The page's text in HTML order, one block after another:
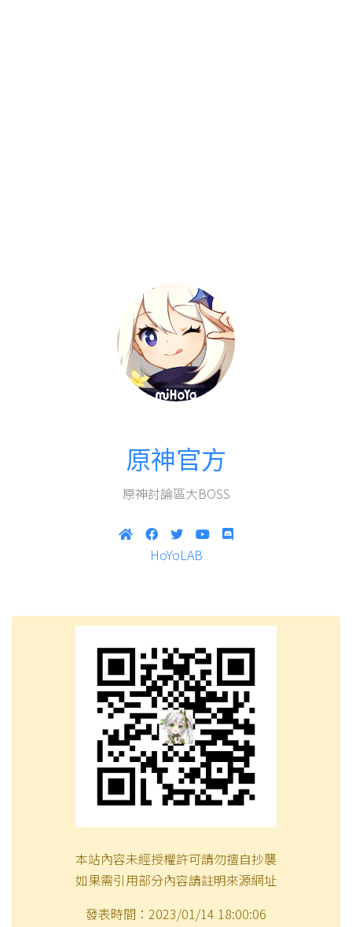
原神官方
原神討論區大BOSS
HoYoLAB
本站內容未經授權許可請勿擅自抄襲
如果需引用部分內容請註明來源網址
發表時間：2023/01/14 18:00:06